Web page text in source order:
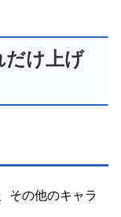
だけ上げ
その他のキャラ